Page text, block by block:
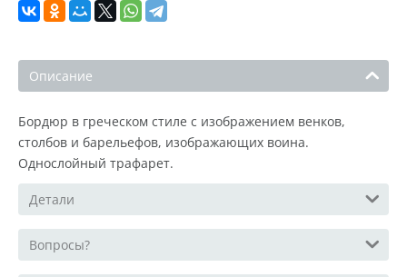
Описание
Бордюр в греческом стиле с изображением венков,
столбов и барельефов, изображающих воина.
Однослойный трафарет.
Детали
Вопросы?